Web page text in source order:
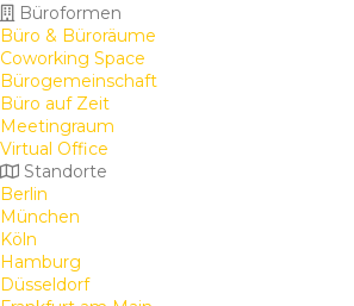
Büroformen
Büro & Büroräume
Coworking Space
Bürogemeinschaft
Büro auf Zeit
Meetingraum
Virtual Office
Standorte
Berlin
München
Köln
Hamburg
Düsseldorf